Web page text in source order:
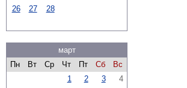
26
27 28
март
Пн
Вт Ср Чт Пт Сб
Вс
1
2 3
4